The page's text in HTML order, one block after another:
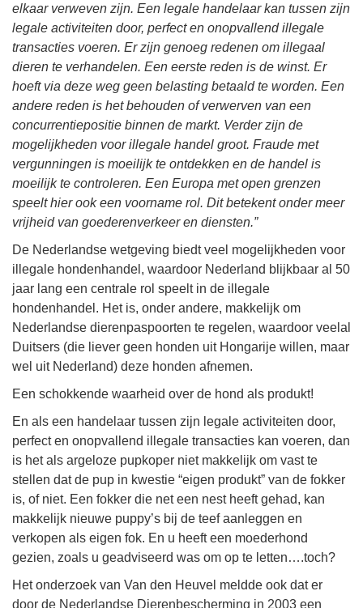
elkaar verweven zijn. Een legale handelaar kan tussen zijn
legale activiteiten door, perfect en onopvallend illegale
transacties voeren. Er zijn genoeg redenen om illegaal
dieren te verhandelen. Een eerste reden is de winst. Er
hoeft via deze weg geen belasting betaald te worden. Een
andere reden is het behouden of verwerven van een
concurrentiepositie binnen de markt. Verder zijn de
mogelijkheden voor illegale handel groot. Fraude met
vergunningen is moeilijk te ontdekken en de handel is
moeilijk te controleren. Een Europa met open grenzen
speelt hier ook een voorname rol. Dit betekent onder meer
vrijheid van goederenverkeer en diensten.”
De Nederlandse wetgeving biedt veel mogelijkheden voor
illegale hondenhandel, waardoor Nederland blijkbaar al 50
jaar lang een centrale rol speelt in de illegale
hondenhandel. Het is, onder andere, makkelijk om
Nederlandse dierenpaspoorten te regelen, waardoor veelal
Duitsers (die liever geen honden uit Hongarije willen, maar
wel uit Nederland) deze honden afnemen.
Een schokkende waarheid over de hond als produkt!
En als een handelaar tussen zijn legale activiteiten door,
perfect en onopvallend illegale transacties kan voeren, dan
is het als argeloze pupkoper niet makkelijk om vast te
stellen dat de pup in kwestie “eigen produkt” van de fokker
is, of niet. Een fokker die net een nest heeft gehad, kan
makkelijk nieuwe puppy’s bij de teef aanleggen en
verkopen als eigen fok. En u heeft een moederhond
gezien, zoals u geadviseerd was om op te letten….toch?
Het onderzoek van Van den Heuvel meldde ook dat er
door de Nederlandse Dierenbescherming in 2003 een